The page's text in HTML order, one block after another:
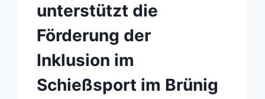
unterstützt die
Förderung der
Inklusion im
Schießsport im Brünig